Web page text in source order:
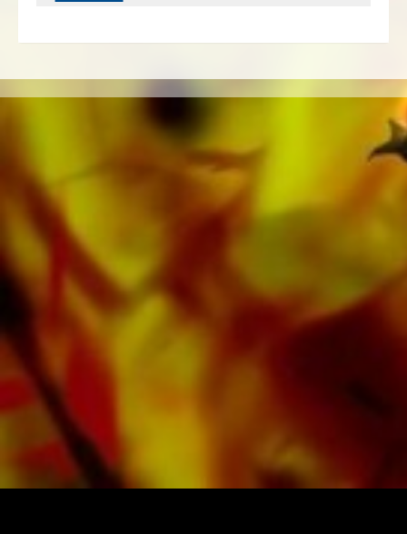
Holzbläserensemble, Sinfonieorchester sowie
Obrasso Records wurde ein grosser Teil der
wie der Black Dyke Band, Cory Band,
Brighouse & Rastrick Band oder der
Oberaargauer Brass Band eingespielt.
Sämtliche Tonträger sind auch digital auf den
gängigen Portalen von Apple, Amazon,
Google, Spotify und weiteren Anbietern
weltweit erhältlich.
Alle Noten von Obrasso werden auf
hochwertigem Papier produziert. Das leicht
gelbliche Notenpapier bietet einen guten
Kontrast und schont die Augen bei schwierigen
Lichtverhältnissen. Die Lieferung für
Privatkunden weltweit erfolgt ohne
Versandkosten. Bestellen Sie jetzt ihre Noten
direkt im Obrasso Verlag.